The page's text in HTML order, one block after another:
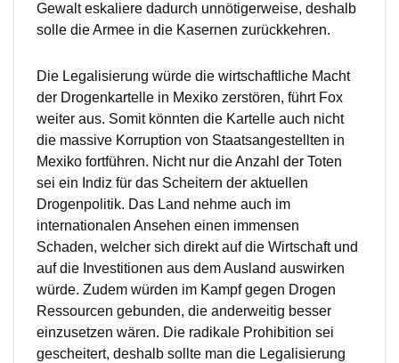
Gewalt eskaliere dadurch unnötigerweise, deshalb
solle die Armee in die Kasernen zurückkehren.
Die Legalisierung würde die wirtschaftliche Macht
der Drogenkartelle in Mexiko zerstören, führt Fox
weiter aus. Somit könnten die Kartelle auch nicht
die massive Korruption von Staatsangestellten in
Mexiko fortführen. Nicht nur die Anzahl der Toten
sei ein Indiz für das Scheitern der aktuellen
Drogenpolitik. Das Land nehme auch im
internationalen Ansehen einen immensen
Schaden, welcher sich direkt auf die Wirtschaft und
auf die Investitionen aus dem Ausland auswirken
würde. Zudem würden im Kampf gegen Drogen
Ressourcen gebunden, die anderweitig besser
einzusetzen wären. Die radikale Prohibition sei
gescheitert, deshalb sollte man die Legalisierung